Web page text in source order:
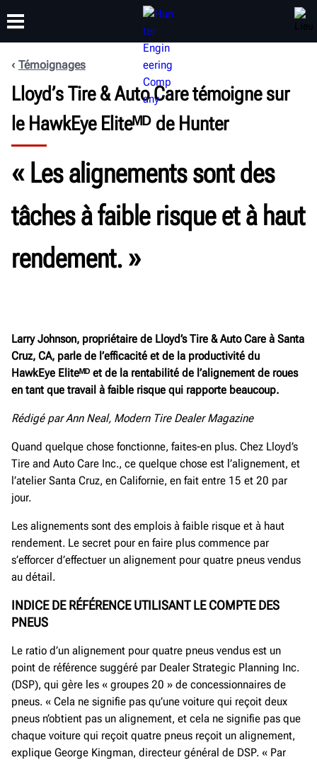
PRODUITS ASSISTANCE
FORMATION
À PROPOS
Témoignages
Lloyd’s Tire & Auto Care témoigne sur
le HawkEye Eliteᴹᴰ de Hunter
« Les alignements sont des
tâches à faible risque et à haut
rendement.»
Larry Johnson, propriétaire de Lloyd’s Tire & Auto Care à Santa
Cruz, CA, parle de l’efficacité et de la productivité du
HawkEye Eliteᴹᴰ et de la rentabilité de l’alignement de roues
en tant que travail à faible risque qui rapporte beaucoup.
Rédigé par Ann Neal, Modern Tire Dealer Magazine
Quand quelque chose fonctionne, faites-en plus. Chez Lloyd’s
Tire and Auto Care Inc., ce quelque chose est l’alignement, et
l’atelier Santa Cruz, en Californie, en fait entre 15 et 20 par
jour.
Les alignements sont des emplois à faible risque et à haut
rendement. Le secret pour en faire plus commence par
s’efforcer d’effectuer un alignement pour quatre pneus vendus
au détail.
INDICE DE RÉFÉRENCE UTILISANT LE COMPTE DES
PNEUS
Le ratio d’un alignement pour quatre pneus vendus est un
point de référence suggéré par Dealer Strategic Planning Inc.
(DSP), qui gère les « groupes 20 » de concessionnaires de
pneus. « Cela ne signifie pas qu’une voiture qui reçoit deux
pneus n’obtient pas un alignement, et cela ne signifie pas que
chaque voiture qui reçoit quatre pneus reçoit un alignement,
explique George Kingman, directeur général de DSP. « Par